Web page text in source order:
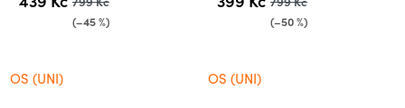
(–45 %)
OS (UNI)
(–50 %)
OS (UNI)